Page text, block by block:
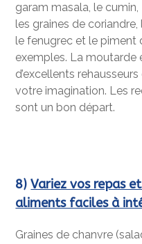
garam masala, le cumin,
les graines de
le fenugrec et le piment
exemples. La moutarde
d’excellents
votre imagination. Les
sont un bon départ.
8)Variez vos repas
aliments faciles à
Graines de chanvre